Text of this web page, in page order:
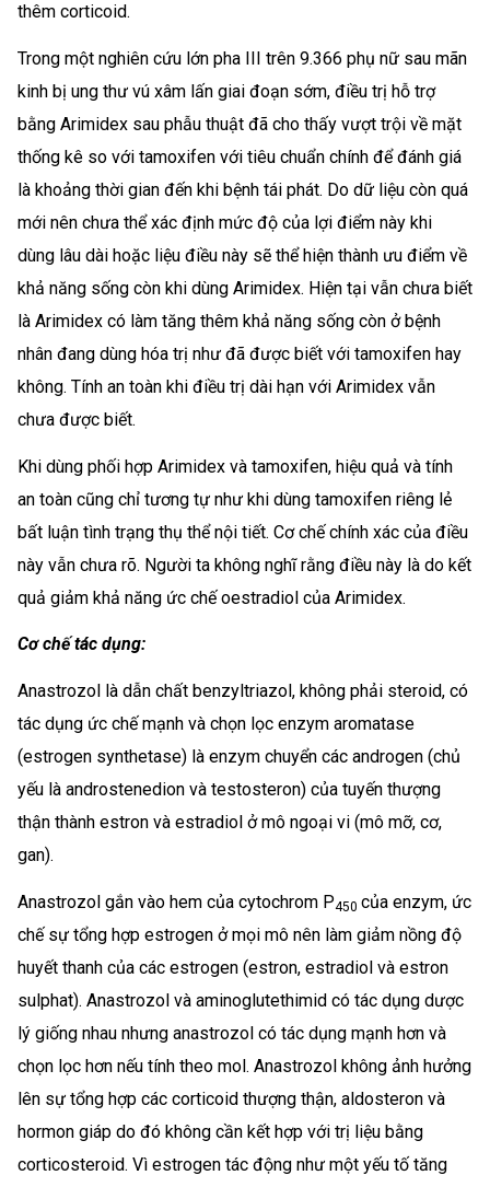
thêm corticoid.
Trong một nghiên cứu lớn pha III trên 9.366 phụ nữ sau mãn
kinh bị ung thư vú xâm lấn giai đoạn sớm, điều trị hỗ trợ
bằng Arimidex sau phẫu thuật đã cho thấy vượt trội về mặt
thống kê so với tamoxifen với tiêu chuẩn chính để đánh giá
là khoảng thời gian đến khi bệnh tái phát. Do dữ liệu còn quá
mới nên chưa thể xác định mức độ của lợi điểm này khi
dùng lâu dài hoặc liệu điều này sẽ thể hiện thành ưu điểm về
khả năng sống còn khi dùng Arimidex. Hiện tại vẫn chưa biết
là Arimidex có làm tăng thêm khả năng sống còn ở bệnh
nhân đang dùng hóa trị như đã được biết với tamoxifen hay
không. Tính an toàn khi điều trị dài hạn với Arimidex vẫn
chưa được biết.
Khi dùng phối hợp Arimidex và tamoxifen, hiệu quả và tính
an toàn cũng chỉ tương tự như khi dùng tamoxifen riêng lẻ
bất luận tình trạng thụ thể nội tiết. Cơ chế chính xác của điều
này vẫn chưa rõ. Người ta không nghĩ rằng điều này là do kết
quả giảm khả năng ức chế oestradiol của Arimidex.
Cơ chế tác dụng:
Anastrozol là dẫn chất benzyltriazol, không phải steroid, có
tác dụng ức chế mạnh và chọn lọc enzym aromatase
(estrogen synthetase) là enzym chuyển các androgen (chủ
yếu là androstenedion và testosteron) của tuyến thượng
thận thành estron và estradiol ở mô ngoại vi (mô mỡ, cơ,
gan).
Anastrozol gắn vào hem của cytochrom P450 của enzym, ức
chế sự tổng hợp estrogen ở mọi mô nên làm giảm nồng độ
huyết thanh của các estrogen (estron, estradiol và estron
sulphat). Anastrozol và aminoglutethimid có tác dụng dược
lý giống nhau nhưng anastrozol có tác dụng mạnh hơn và
chọn lọc hơn nếu tính theo mol. Anastrozol không ảnh hưởng
lên sự tổng hợp các corticoid thượng thận, aldosteron và
hormon giáp do đó không cần kết hợp với trị liệu bằng
corticosteroid. Vì estrogen tác động như một yếu tố tăng